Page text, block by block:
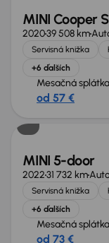
MINI Cooper S
202039 508 km
Servisná knižka
+6 ďalších
Mesačná splátka
od 57 €
MINI 5-door
202231 732 km
Servisná knižka
+6 ďalších
Mesačná splátka
od 73 €